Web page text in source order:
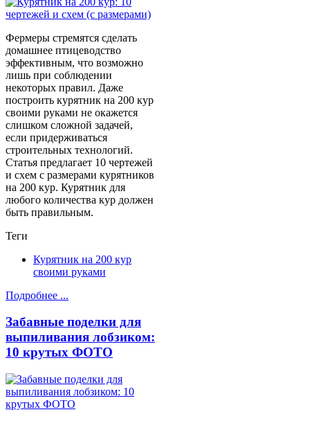
Фермеры стремятся сделать
домашнее птицеводство
эффективным, что возможно
лишь при соблюдении
некоторых правил. Даже
построить курятник на 200 кур
своими руками не окажется
слишком сложной задачей,
если придерживаться
строительных технологий.
Статья предлагает 10 чертежей
и схем с размерами курятников
на 200 кур. Курятник для
любого количества кур должен
быть правильным.
Теги
Курятник на 200 кур
своими руками
Подробнее ...
Забавные поделки для
выпиливания лобзиком:
10 крутых ФОТО